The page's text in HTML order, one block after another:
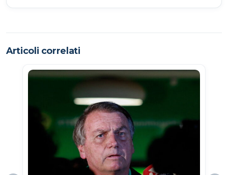
Articoli correlati